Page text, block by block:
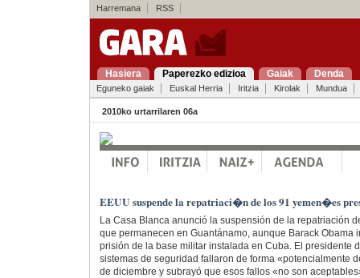
Harremana RSS
Hasiera Paperezko edizioa Gaiak Denda
Eguneko gaiak Euskal Herria Iritzia Kirolak Mundua
2010ko urtarrilaren 06a
EEUU suspende la repatriaci�n de los 91 yemen�es
La Casa Blanca anunció la suspensión de la repatriación
que permanecen en Guantánamo, aunque Barack Obama
prisión de la base militar instalada en Cuba. El presidente
sistemas de seguridad fallaron de forma «potencialmente
de diciembre y subrayó que esos fallos «no son